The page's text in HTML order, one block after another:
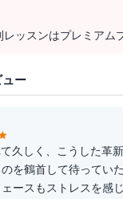
レッスンはプレミアム
ュー
久しく、こうした革
を鶴首して待ってい
ースもストレスを感